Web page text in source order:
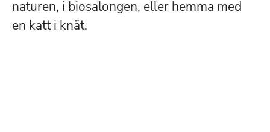
naturen, i biosalongen, eller hemma med
en katt i knät.